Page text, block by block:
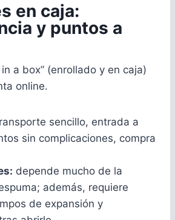
en caja:
y puntos a
a box” (enrollado y en caja)
online.
sencillo, entrada a
sin complicaciones, compra
depende mucho de la
además, requiere
de expansión y